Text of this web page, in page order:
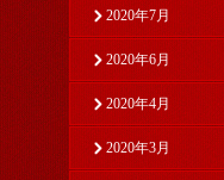
2020年7月
2020年6月
2020年4月
2020年3月